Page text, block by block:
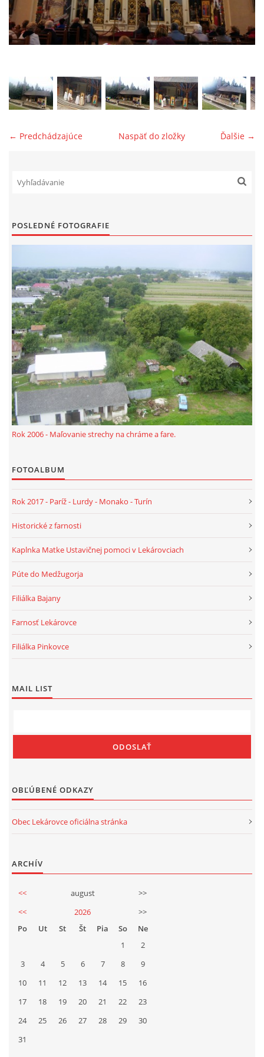
GRÉCKOKATOLÍCKA FARNOSŤ LEKÁROVCE
FILIÁLNA OBEC BAJANY
GRÉCKOKATOLÍCKY ZBOR: MÁRIINNÉ DIETKY
FARSKÉ DOKUMENTY- NA STIAHNUTIE
PRIJÍMANIE EUCHARISTIE U DETÍ
MODLITBA ZA OCHRANU KU KLOKOČOVSKEJ
BOHORODIČKE V ČASE VÍRUSOVEJ EPIDÉMIE
WEBOVÉ STRÁNKY
OCHRANA OSOBNÝCH ÚDAJOV
© 2026 eStránky.sk|RSS|WebSlice |Tisk|Aktualizované 6. 8. 2026|
← Predchádzajúce Ďalšie →
Naspäť do zložky
POSLEDNÉ FOTOGRAFIE
Rok 2006 - Maľovanie strechy na chráme a fare.
FOTOALBUM
Rok 2017 - Paríž - Lurdy - Monako - Turín
Historické z farnosti
Kaplnka Matke Ustavičnej pomoci v Lekárovciach
Púte do Medžugorja
Filiálka Bajany
Farnosť Lekárovce
Filiálka Pinkovce
MAIL LIST
OBĽÚBENÉ ODKAZY
Obec Lekárovce oficiálna stránka
ARCHÍV
<< august
>>
<<
2026
>>
Po
Ut St Št Pia So
Ne
1
2
3
4 5 6 7 8
9
10
11 12 13 14 15
16
17
18 19 20 21 22
23
24
25 26 27 28 29
30
31